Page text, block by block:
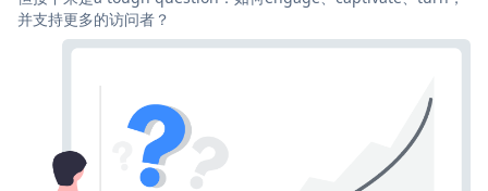
并支持更多的访问者？